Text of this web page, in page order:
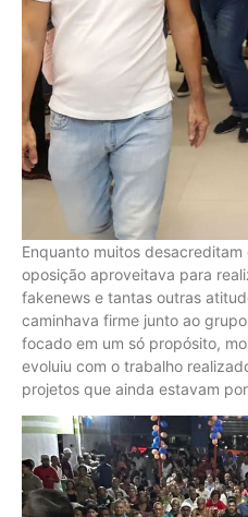
Enquanto muitos
oposição aproveitava para
fakenews e tantas outras
caminhava firme junto ao
focado em um só propósito,
evoluiu com o trabalho
projetos que ainda estavam